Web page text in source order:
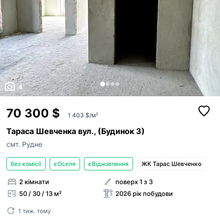
4
70 300 $ 1 403 $/м²
Тараса Шевченка вул., (Будинок 3)
смт. Рудне
без комісії єОселя єВідновлення ЖК Тарас Шевченко
2 кімнати
50 / 30 / 13 м²
поверх 1 з 3
2026 рік побудови
1 тиж. тому